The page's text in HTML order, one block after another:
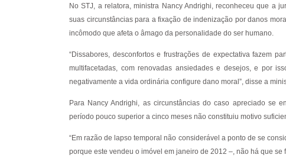
No STJ, a relatora, ministra Nancy Andrighi, reconheceu que a
suas circunstâncias para a fixação de indenização por danos
incômodo que afeta o âmago da personalidade do ser humano.
“Dissabores, desconfortos e frustrações de expectativa fazem
multifacetadas, com renovadas ansiedades e desejos, e por
negativamente a vida ordinária configure dano moral”, disse a
Para Nancy Andrighi, as circunstâncias do caso apreciado se
período pouco superior a cinco meses não constituiu motivo
“Em razão de lapso temporal não considerável a ponto de se
porque este vendeu o imóvel em janeiro de 2012 –, não há que